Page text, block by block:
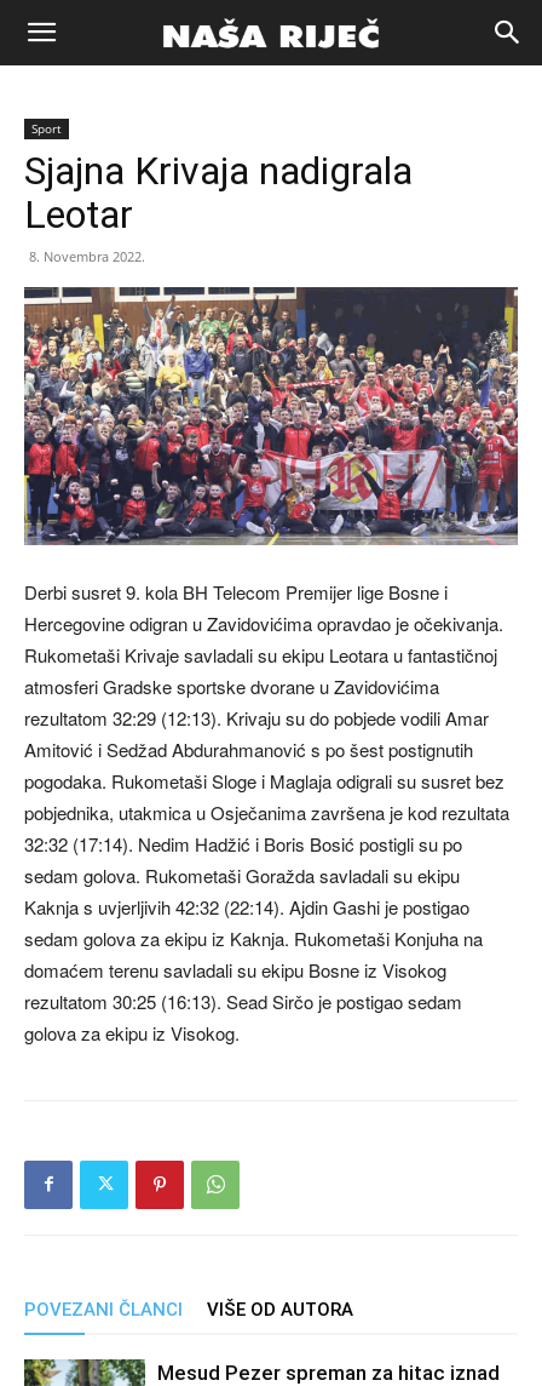
Naša
riječ
Sport
Sjajna Krivaja nadigrala
Leotar
8. Novembra 2022.
Derbi susret 9. kola BH Telecom Premijer lige Bosne i
Hercegovine odigran u Zavidovićima opravdao je očekivanja.
Rukometaši Krivaje savladali su ekipu Leotara u fantastičnoj
atmosferi Gradske sportske dvorane u Zavidovićima
rezultatom 32:29 (12:13). Krivaju su do pobjede vodili Amar
Amitović i Sedžad Abdurahmanović s po šest postignutih
pogodaka. Rukometaši Sloge i Maglaja odigrali su susret bez
pobjednika, utakmica u Osječanima završena je kod rezultata
32:32 (17:14). Nedim Hadžić i Boris Bosić postigli su po
sedam golova. Rukometaši Goražda savladali su ekipu
Kaknja s uvjerljivih 42:32 (22:14). Ajdin Gashi je postigao
sedam golova za ekipu iz Kaknja. Rukometaši Konjuha na
domaćem terenu savladali su ekipu Bosne iz Visokog
rezultatom 30:25 (16:13). Sead Sirčo je postigao sedam
golova za ekipu iz Visokog.
POVEZANI ČLANCI VIŠE OD AUTORA
Mesud Pezer spreman za hitac iznad